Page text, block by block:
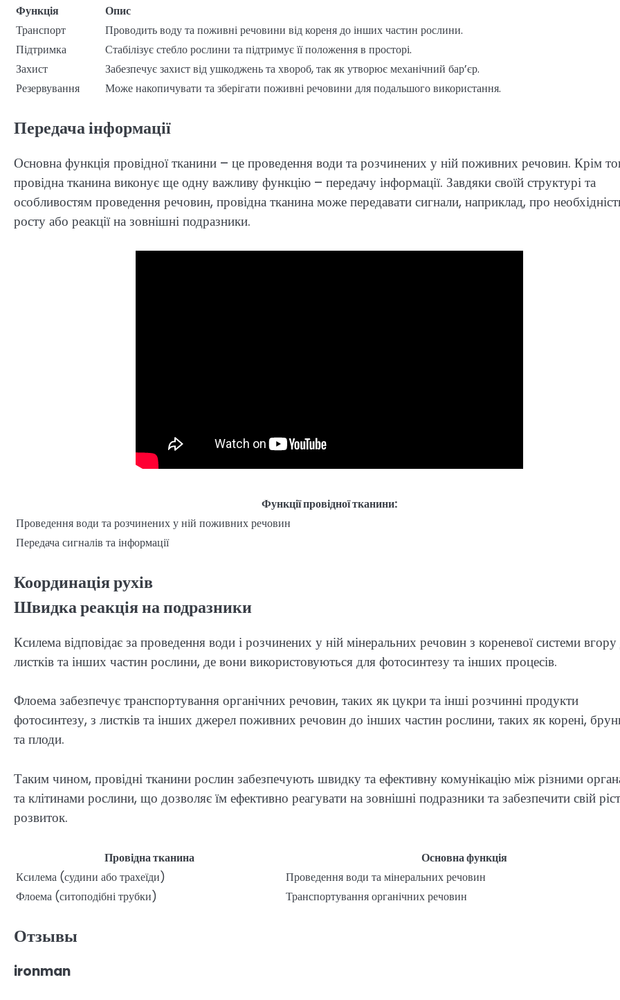
Функція
Опис
Транспорт
Проводить воду та поживні речовини від кореня до інших частин рослини.
Підтримка
Стабілізує стебло рослини та підтримує її положення в просторі.
Захист
Забезпечує захист від ушкоджень та хвороб, так як утворює механічний бар’єр.
Резервування
Може накопичувати та зберігати поживні речовини для подальшого використання.
Передача інформації
Основна функція провідної тканини – це проведення води та розчинених у ній поживних речовин. Крім
провідна тканина виконує ще одну важливу функцію – передачу інформації. Завдяки своїй структурі та
особливостям проведення речовин, провідна тканина може передавати сигнали, наприклад, про
росту або реакції на зовнішні подразники.
Функції провідної тканини:
Проведення води та розчинених у ній поживних речовин
Передача сигналів та інформації
Координація рухів
Швидка реакція на подразники
Ксилема відповідає за проведення води і розчинених у ній мінеральних речовин з кореневої системи
листків та інших частин рослини, де вони використовуються для фотосинтезу та інших процесів.
Флоема забезпечує транспортування органічних речовин, таких як цукри та інші розчинні продукти
фотосинтезу, з листків та інших джерел поживних речовин до інших частин рослини, таких як корені,
та плоди.
Таким чином, провідні тканини рослин забезпечують швидку та ефективну комунікацію між різними
та клітинами рослини, що дозволяє їм ефективно реагувати на зовнішні подразники та забезпечити свій
розвиток.
Провідна тканина
Основна функція
Ксилема (судини або трахеїди)
Проведення води та мінеральних речовин
Флоема (ситоподібні трубки)
Транспортування органічних речовин
Отзывы
ironman